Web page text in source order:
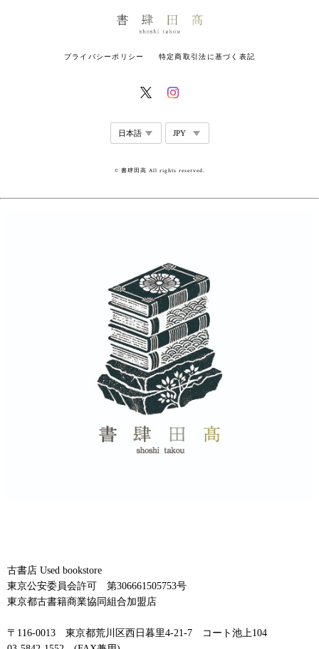
プライバシーポリシー 特定商取引法に基づく表記
© 書肆田高 All rights reserved.
古書店 Used bookstore
東京公安委員会許可 第306661505753号
東京都古書籍商業協同組合加盟店
〒116-0013 東京都荒川区西日暮里4-21-7 コート池上104